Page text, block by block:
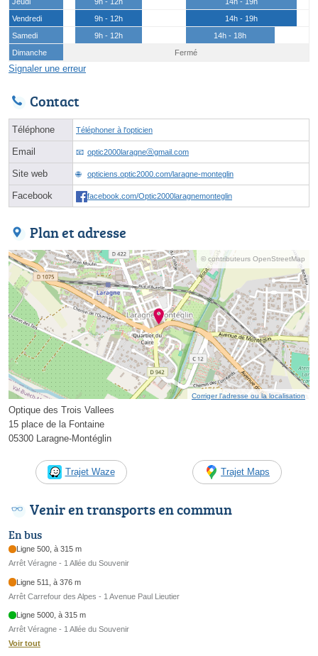
Vendredi
9h - 12h
14h - 19h
Samedi
9h - 12h
14h - 18h
Dimanche
Fermé
Signaler une erreur
Contact
Téléphone Téléphoner à l'opticien
Email optic2000laragneⓐgmail.com
Site web opticiens.optic2000.com/laragne-monteglin
Facebook facebook.com/Optic2000laragnemonteglin
Plan et adresse
© contributeurs OpenStreetMap
Corriger l’adresse ou la localisation
Optique des Trois Vallees
15 place de la Fontaine
05300 Laragne-Montéglin
Trajet Waze Trajet Maps
Venir en transports en commun
En bus
Ligne 500, à 315 m
Arrêt Véragne - 1 Allée du Souvenir
Ligne 511, à 376 m
Arrêt Carrefour des Alpes - 1 Avenue Paul Lieutier
Ligne 5000, à 315 m
Arrêt Véragne - 1 Allée du Souvenir
Voir tout